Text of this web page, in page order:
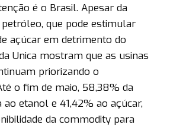
é o Brasil. Apesar da
que pode estimular
açúcar em detrimento do
Unica mostram que as usinas
priorizando o
o fim de maio, 58,38% da
ao etanol e 41,42% ao açúcar,
da commodity para